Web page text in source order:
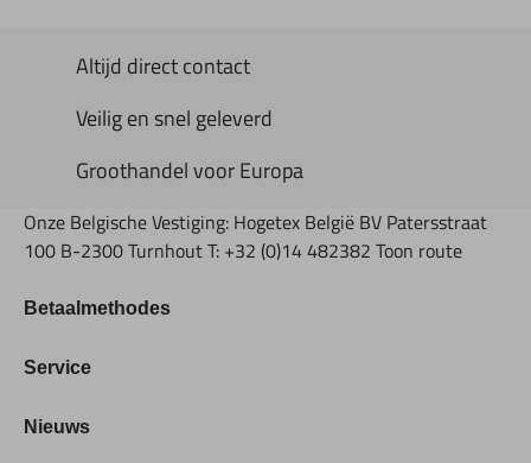
Altijd direct contact
Veilig en snel geleverd
Groothandel voor Europa
Onze Belgische Vestiging: Hogetex België BV Patersstraat
100 B-2300 Turnhout T: +32 (0)14 482382 Toon route
Betaalmethodes
Bestellen & Betalen
Contract herroepen
Service
Over Hogetex
Nieuws